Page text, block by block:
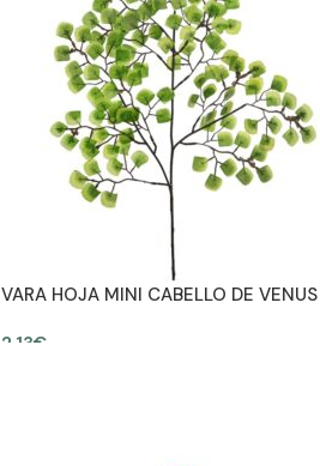
VARA HOJA MINI CABELLO DE
2,13€